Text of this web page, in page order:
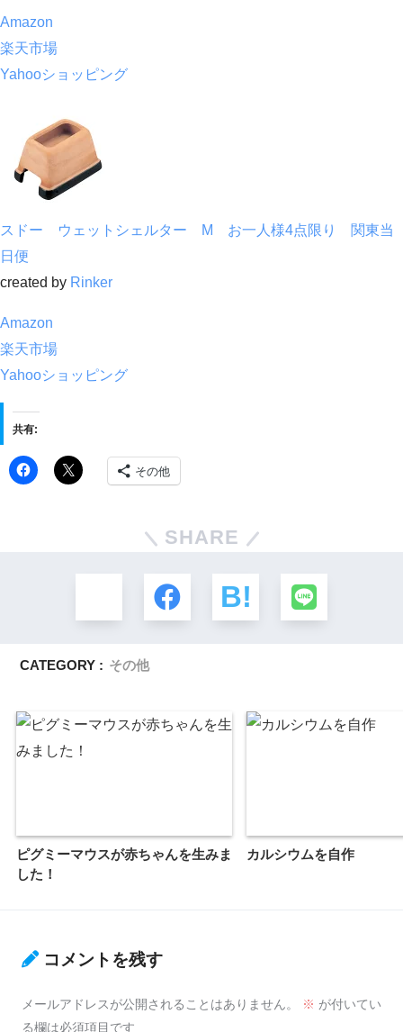
Amazon
楽天市場
Yahooショッピング
スドー ウェットシェルター M お一人様4点限り 関東当
日便
created by Rinker
Amazon
楽天市場
Yahooショッピング
共有:
その他
SHARE
CATEGORY : その他
ピグミーマウスが赤ちゃんを生みま
した！
カルシウムを自作
コメントを残す
メールアドレスが公開されることはありません。 ※ が付いてい
る欄は必須項目です